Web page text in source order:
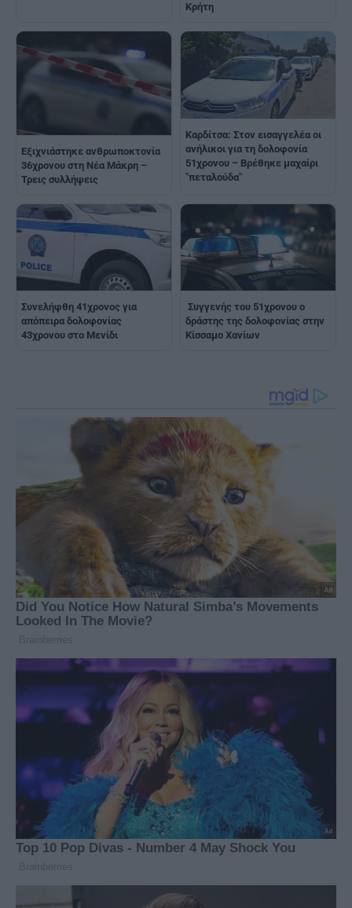
Κρήτη
Εξιχνιάστηκε ανθρωποκτονία
36χρονου στη Νέα Μάκρη –
Τρεις συλλήψεις
Καρδίτσα: Στον εισαγγελέα οι
ανήλικοι για τη δολοφονία
51χρονου – Βρέθηκε μαχαίρι
"πεταλούδα"
Συνελήφθη 41χρονος για
απόπειρα δολοφονίας
43χρονου στο Μενίδι
Συγγενής του 51χρονου ο
δράστης της δολοφονίας στην
Κίσσαμο Χανίων